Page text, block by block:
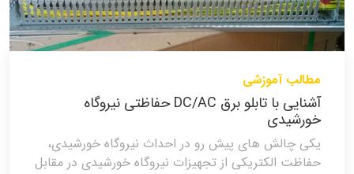
مطالب آموزشی
آشنایی با تابلو برق DC/AC حفاظتی نیروگاه
خورشیدی
یکی چالش های پیش رو در احداث نیروگاه خورشیدی،
حفاظت الکتریکی از تجهیزات نیروگاه خورشیدی در مقابل